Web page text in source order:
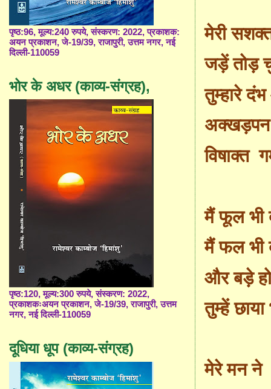
मेरी
जड़ें तोड़
तुम्हारे
विषाक्त
मैं फूल भी
मैं फल भी
और बड़े
तुम्हें
मेरे मन ने
पृष्ठ:96, मूल्य:240 रुपये, संस्करण: 2022, प्रकाशक:
अयन प्रकाशन, जे-19/39, राजापुरी, उत्तम नगर, नई
दिल्ली-110059
भोर के अधर (काव्य-संग्रह),
पृष्ठ:120, मूल्य:300 रुपये, संस्करण: 2022,
प्रकाशकःअयन प्रकाशन, जे-19/39, राजापुरी, उत्तम
नगर, नई दिल्ली-110059
दूधिया धूप (काव्य-संग्रह)